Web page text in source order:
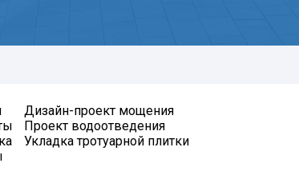
Дизайн-проект мощения
Проект водоотведения
Укладка тротуарной плитки